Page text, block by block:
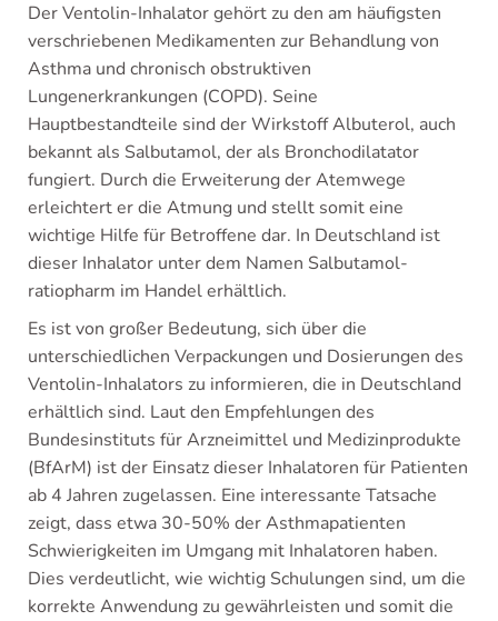
Der Ventolin-Inhalator gehört zu den am häufigsten
verschriebenen Medikamenten zur Behandlung von
Asthma und chronisch obstruktiven
Lungenerkrankungen (COPD). Seine
Hauptbestandteile sind der Wirkstoff Albuterol, auch
bekannt als Salbutamol, der als Bronchodilatator
fungiert. Durch die Erweiterung der Atemwege
erleichtert er die Atmung und stellt somit eine
wichtige Hilfe für Betroffene dar. In Deutschland ist
dieser Inhalator unter dem Namen Salbutamol-
ratiopharm im Handel erhältlich.
Es ist von großer Bedeutung, sich über die
unterschiedlichen Verpackungen und Dosierungen des
Ventolin-Inhalators zu informieren, die in Deutschland
erhältlich sind. Laut den Empfehlungen des
Bundesinstituts für Arzneimittel und Medizinprodukte
(BfArM) ist der Einsatz dieser Inhalatoren für Patienten
ab 4 Jahren zugelassen. Eine interessante Tatsache
zeigt, dass etwa 30-50% der Asthmapatienten
Schwierigkeiten im Umgang mit Inhalatoren haben.
Dies verdeutlicht, wie wichtig Schulungen sind, um die
korrekte Anwendung zu gewährleisten und somit die